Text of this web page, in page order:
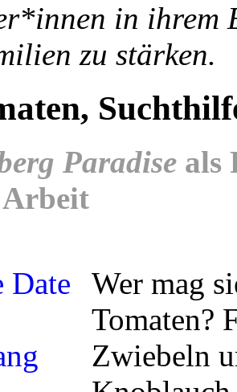
in ihrem
zu stärken.
Paradise als
Arbeit
Wer mag
Tomaten?
Zwiebeln